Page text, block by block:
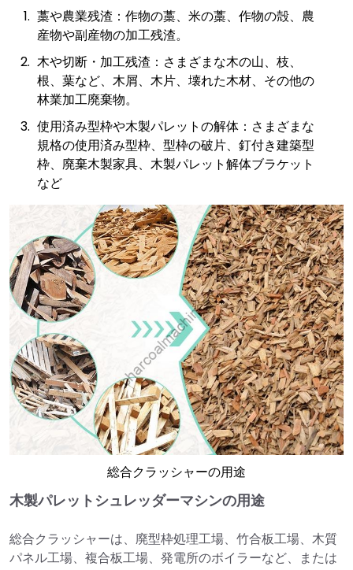
藁や農業残渣：作物の藁、米の藁、作物の殻、農
産物や副産物の加工残渣。
木や切断・加工残渣：さまざまな木の山、枝、
根、葉など、木屑、木片、壊れた木材、その他の
林業加工廃棄物。
使用済み型枠や木製パレットの解体：さまざまな
規格の使用済み型枠、型枠の破片、釘付き建築型
枠、廃棄木製家具、木製パレット解体ブラケット
など
総合クラッシャーの用途
木製パレットシュレッダーマシンの用途
総合クラッシャーは、廃型枠処理工場、竹合板工場、木質
パネル工場、複合板工場、発電所のボイラーなど、または